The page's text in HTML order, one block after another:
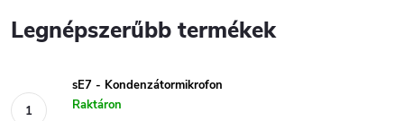
Legnépszerűbb termékek
sE7 - Kondenzátormikrofon
Raktáron